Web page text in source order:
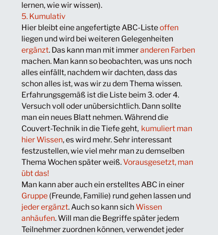
lernen, wie wir wissen).
5. Kumulativ
Hier bleibt eine angefertigte ABC-Listeoffen
liegen und wird bei weiteren Gelegenheiten
ergänzt. Das kann man mit immeranderen Farben
machen. Man kann so beobachten, was uns noch
alles einfällt, nachdem wir dachten, dass das
schon alles ist, was wir zu dem Thema wissen.
Erfahrungsgemäß ist die Liste beim 3. oder 4.
Versuch voll oder unübersichtlich. Dann sollte
man ein neues Blatt nehmen. Während die
Couvert-Technik in die Tiefe geht, kumuliert man
hier Wissen, es wird mehr. Sehr interessant
festzustellen, wie viel mehr man zu demselben
Thema Wochen später weiß.Vorausgesetzt, man
übt das!
Man kann aber auch ein erstelltes ABC in einer
Gruppe(Freunde, Familie) rund gehen lassen und
jeder ergänzt. Auch so kann sich Wissen
anhäufen. Will man die Begriffe später jedem
Teilnehmer zuordnen können, verwendet jeder